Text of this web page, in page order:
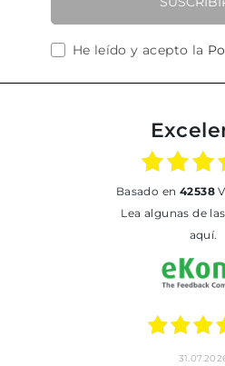
He leído y acepto la
basado en 42538
Lea algunas de las opiniones
aquí.